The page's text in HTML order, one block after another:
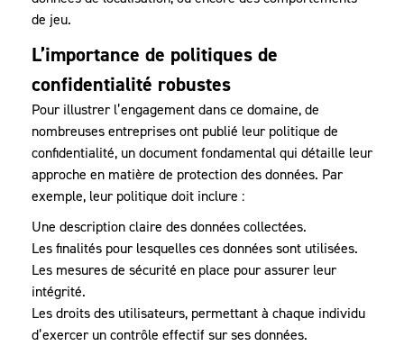
de jeu.
L’importance de politiques de
confidentialité robustes
Pour illustrer l’engagement dans ce domaine, de
nombreuses entreprises ont publié leur politique de
confidentialité, un document fondamental qui détaille leur
approche en matière de protection des données. Par
exemple, leur politique doit inclure :
Une description claire des données collectées.
Les finalités pour lesquelles ces données sont utilisées.
Les mesures de sécurité en place pour assurer leur
intégrité.
Les droits des utilisateurs, permettant à chaque individu
d’exercer un contrôle effectif sur ses données.